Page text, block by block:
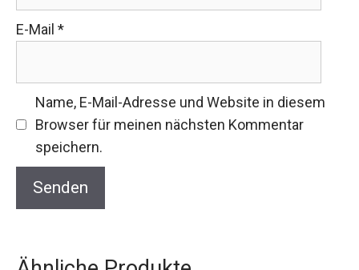
Browser für meinen nächsten Kommentar
speichern.
Ähnliche Produkte